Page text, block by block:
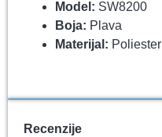
Model: SW8200
Boja: Plava
Materijal: Poliester
Recenzije